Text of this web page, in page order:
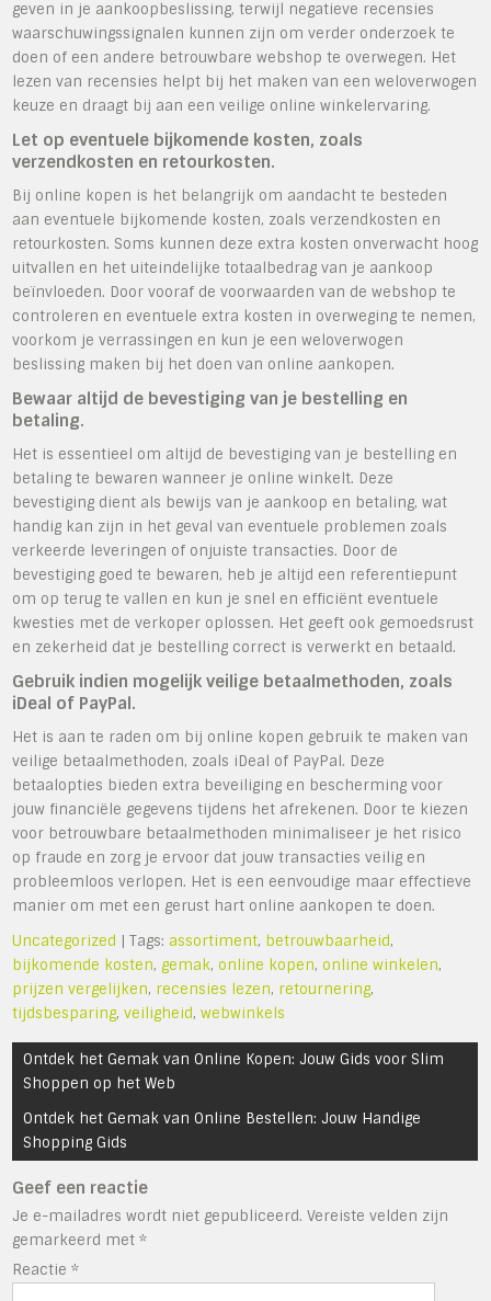
geven in je aankoopbeslissing, terwijl negatieve recensies
waarschuwingssignalen kunnen zijn om verder onderzoek te
doen of een andere betrouwbare webshop te overwegen. Het
lezen van recensies helpt bij het maken van een weloverwogen
keuze en draagt bij aan een veilige online winkelervaring.
Let op eventuele bijkomende kosten, zoals
verzendkosten en retourkosten.
Bij online kopen is het belangrijk om aandacht te besteden
aan eventuele bijkomende kosten, zoals verzendkosten en
retourkosten. Soms kunnen deze extra kosten onverwacht hoog
uitvallen en het uiteindelijke totaalbedrag van je aankoop
beïnvloeden. Door vooraf de voorwaarden van de webshop te
controleren en eventuele extra kosten in overweging te nemen,
voorkom je verrassingen en kun je een weloverwogen
beslissing maken bij het doen van online aankopen.
Bewaar altijd de bevestiging van je bestelling en
betaling.
Het is essentieel om altijd de bevestiging van je bestelling en
betaling te bewaren wanneer je online winkelt. Deze
bevestiging dient als bewijs van je aankoop en betaling, wat
handig kan zijn in het geval van eventuele problemen zoals
verkeerde leveringen of onjuiste transacties. Door de
bevestiging goed te bewaren, heb je altijd een referentiepunt
om op terug te vallen en kun je snel en efficiënt eventuele
kwesties met de verkoper oplossen. Het geeft ook gemoedsrust
en zekerheid dat je bestelling correct is verwerkt en betaald.
Gebruik indien mogelijk veilige betaalmethoden, zoals
iDeal of PayPal.
Het is aan te raden om bij online kopen gebruik te maken van
veilige betaalmethoden, zoals iDeal of PayPal. Deze
betaalopties bieden extra beveiliging en bescherming voor
jouw financiële gegevens tijdens het afrekenen. Door te kiezen
voor betrouwbare betaalmethoden minimaliseer je het risico
op fraude en zorg je ervoor dat jouw transacties veilig en
probleemloos verlopen. Het is een eenvoudige maar effectieve
manier om met een gerust hart online aankopen te doen.
Uncategorized | Tags: assortiment, betrouwbaarheid,
bijkomende kosten,gemak,online kopen,online winkelen,
prijzen vergelijken, recensies lezen, retournering,
tijdsbesparing,veiligheid,webwinkels
Bericht
navigatie
Ontdek het Gemak van Online Kopen: Jouw Gids voor Slim
Shoppen op het Web
Ontdek het Gemak van Online Bestellen: Jouw Handige
Shopping Gids
Geef een reactie
Je e-mailadres wordt niet gepubliceerd. Vereiste velden zijn
gemarkeerd met*
Reactie*